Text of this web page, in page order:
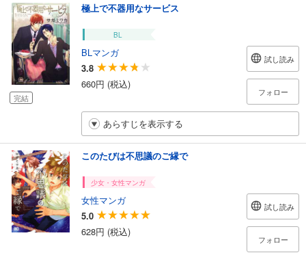
完結
極上で不器用なサービス
BL
BLマンガ
3.8
660円 (税込)
試し読み
フォロー
あらすじを表示する
このたびは不思議のご縁で
少女・女性マンガ
女性マンガ
5.0
628円 (税込)
試し読み
フォロー